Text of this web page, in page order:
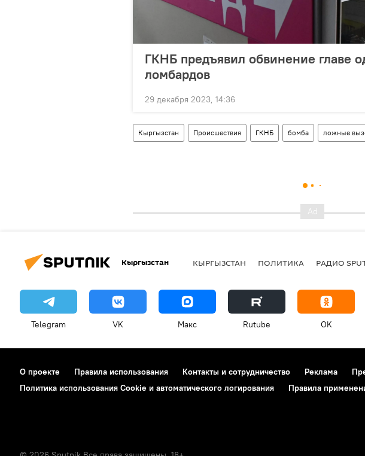
ГКНБ предъявил обвинение главе
ломбардов
29 декабря 2023, 14:36
Кыргызстан Происшествия ГКНБ бомба ложные
Кыргызстан КЫРГЫЗСТАН ПОЛИТИКА РАДИО
Telegram VK Макс Rutube OK
О проекте Правила использования Контакты и сотрудничество Реклама
Политика использования Cookie и автоматического логирования
Правила